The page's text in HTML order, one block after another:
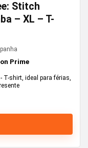
Stitch
– XL – T-
Prime
T-shirt, ideal para férias,